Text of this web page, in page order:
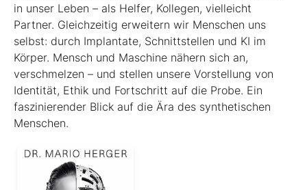
in unser Leben – als Helfer, Kollegen, vielleicht
Partner. Gleichzeitig erweitern wir Menschen uns
selbst: durch Implantate, Schnittstellen und KI im
Körper. Mensch und Maschine nähern sich an,
verschmelzen – und stellen unsere Vorstellung von
Identität, Ethik und Fortschritt auf die Probe. Ein
faszinierender Blick auf die Ära des synthetischen
Menschen.